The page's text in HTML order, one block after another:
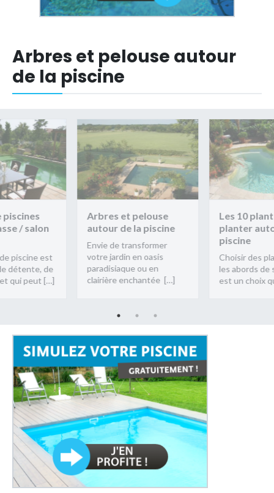
Arbres et pelouse autour
de la piscine
/ salon
piscine est
détente, de
qui peut […]
Arbres et pelouse
autour de la piscine
Envie de transformer
votre jardin en oasis
paradisiaque ou en
clairière enchantée […]
Les 10
planter
piscine
Choisir des
les abords de
est un choix